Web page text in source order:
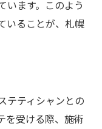
います。このよう
いることが、札幌
テティシャンとの
を受ける際、施術